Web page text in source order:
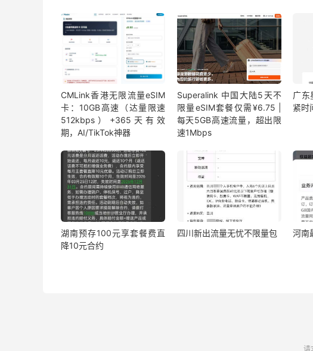
CMLink香港无限流量eSIM
卡：10GB高速（达量限速
512kbps）+365天有效
期，AI/TikTok神器
Superalink 中国大陆5天不
限量eSIM套餐仅需¥6.75 |
每天5GB高速流量，超出限
速1Mbps
广东
紧时
湖南预存100元享套餐费直
降10元合约
四川新出流量无忧不限量包 河南
请